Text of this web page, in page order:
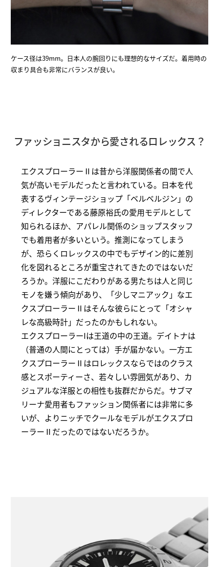
ケース径は39mm。日本人の腕回りにも理想的なサイズだ。着用時の
収まり具合も非常にバランスが良い。
ファッショニスタから愛されるロレックス？
エクスプローラーⅡは昔から洋服関係者の間で人
気が高いモデルだったと言われている。日本を代
表するヴィンテージショップ「ベルベルジン」の
ディレクターである藤原裕氏の愛用モデルとして
知られるほか、アパレル関係のショップスタッフ
でも着用者が多いという。推測になってしまう
が、恐らくロレックスの中でもデザイン的に差別
化を図れるところが重宝されてきたのではないだ
ろうか。洋服にこだわりがある男たちは人と同じ
モノを嫌う傾向があり、「少しマニアック」なエ
クスプローラーⅡはそんな彼らにとって「オシャ
レな高級時計」だったのかもしれない。
エクスプローラーIは王道の中の王道。デイトナは
（普通の人間にとっては）手が届かない。一方エ
クスプローラーⅡはロレックスならではのクラス
感とスポーティーさ、若々しい雰囲気があり、カ
ジュアルな洋服との相性も抜群だからだ。サブマ
リーナ愛用者もファッション関係者には非常に多
いが、よりニッチでクールなモデルがエクスプロ
ーラーⅡだったのではないだろうか。